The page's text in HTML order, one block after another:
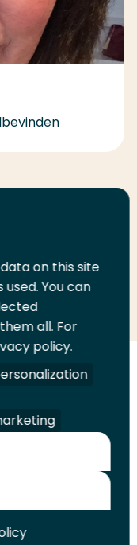
Contact
on this site
You can
all. For
policy.